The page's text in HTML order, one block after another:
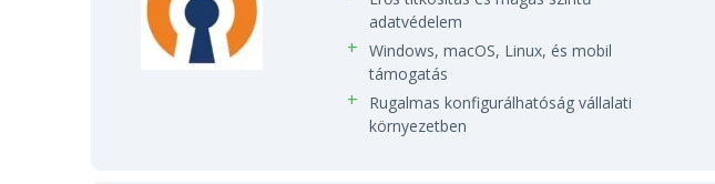
adatvédelem
Windows, macOS, Linux, és mobil
támogatás
Rugalmas konfigurálhatóság vállalati
környezetben